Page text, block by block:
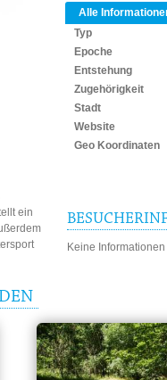
Alle
Typ
Epoche
Entstehung
Zugehörigkeit
Stadt
Website
Geo Koordinaten
ein
Keine